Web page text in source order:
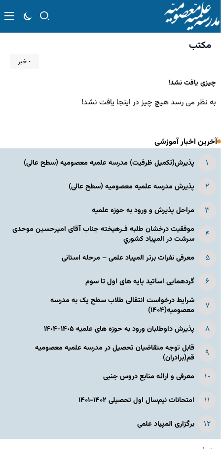
مکتب
۰ خبر
چیزی یافت نشد!
به نظر می رسد هیچ چیز در اینجا یافت نشد!
آخرین اخبار آموزشی
پذیرش(تکمیل ظرفیت) مدرسه علمیه معصومیه‌ (سطح عالی)
پذیرش مدرسه علمیه معصومیه‌ (سطح عالی)
مراحل پذیرش و ورود به حوزه علمیه
موفقیت درخشان طلبه فـرهیخته جناب آقای امیرحسین موحدی
سرشت در المپياد كشوري
معرفی نفرات برتر المپیاد علمی – مرحله استانی
گردهمایی اساتید پایه های اول تا سوم
شرایط درخواست انتقالی طلاب سطح یک به مدرسه
معصومیه(۱۴۰۴)
پذیرش داوطلبان ورود به حوزه های علمیه ١۴٠۵-١۴٠۴
قابل توجه متقاضیان تحصیل در مدرسه علمیه معصومیه
قم(برادران)
معرفی و ارائه منابع دروس جنبی
امتحانات نیم‌سال اول تحصیلی ۱۴۰۲-۱۴۰۱
برگزاری المپیاد علمی